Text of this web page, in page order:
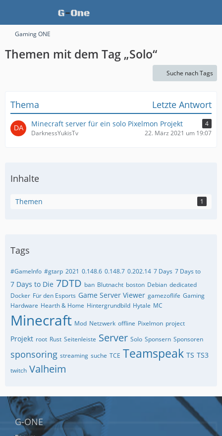
Gaming ONE
Themen mit dem Tag „Solo“
Suche nach Tags
Thema Letzte Antwort
Minecraft server für ein solo Pixelmon Projekt
4
DarknessYukisTv
22. März 2021 um 19:07
Inhalte
Themen 1
Tags
#GameInfo #gtarp 2021 0.148.6 0.148.7 0.202.14 7 Days 7 Days to
7 Days to Die 7DTD ban Blutnacht boston Debian dedicated
Docker Für den Esports Game Server Viewer gamezoflife Gaming
Hardware Hearth & Home Hintergrundbild Hytale MC
Minecraft Mod Netzwerk offline Pixelmon project
Projekt root Rust Seitenleiste Server Solo Sponsern Sponsoren
sponsoring streaming suche TCE Teamspeak TS TS3
twitch Valheim
G-ONE